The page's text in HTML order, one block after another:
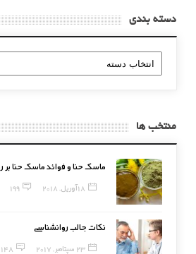
دسته بندی
دسته
بندی
منتخب ها
ماسک حنا و فوائد ماسک حنا
18 آوریل, 2018 199
نکات جالب روانشناسی
23 سپتامبر, 2017 148